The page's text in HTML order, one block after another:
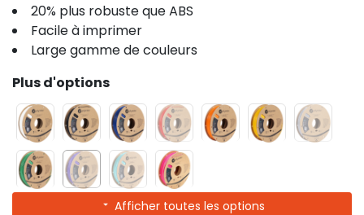
20% plus robuste que ABS
Facile à imprimer
Large gamme de couleurs
Plus d'options
Afficher toutes les options